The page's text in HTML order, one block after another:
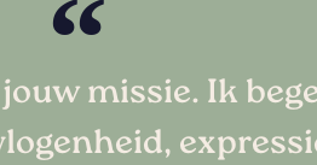
missie. Ik